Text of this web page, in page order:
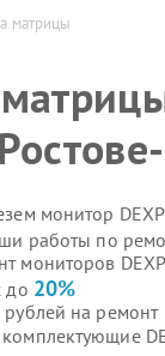
матрицы
монитор
работы по
мониторов
до 20%
на ремонт